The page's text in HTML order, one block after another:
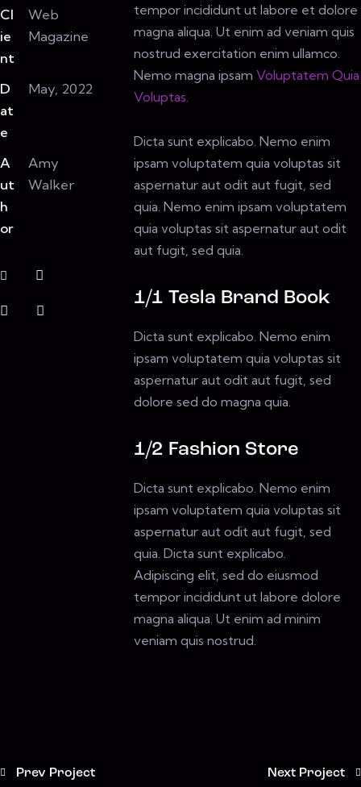
Cl
ie
nt
Web
Magazine
D
at
e
May, 2022
A
ut
h
or
Amy
Walker
tempor incididunt ut labore et dolore
magna aliqua. Ut enim ad veniam quis
nostrud exercitation enim ullamco.
Nemo magna ipsam Voluptatem Quia
Voluptas.
Dicta sunt explicabo. Nemo enim
ipsam voluptatem quia voluptas sit
aspernatur aut odit aut fugit, sed
quia. Nemo enim ipsam voluptatem
quia voluptas sit aspernatur aut odit
aut fugit, sed quia.
1/1 Tesla Brand Book
Dicta sunt explicabo. Nemo enim
ipsam voluptatem quia voluptas sit
aspernatur aut odit aut fugit, sed
dolore sed do magna quia.
1/2 Fashion Store
Dicta sunt explicabo. Nemo enim
ipsam voluptatem quia voluptas sit
aspernatur aut odit aut fugit, sed
quia. Dicta sunt explicabo.
Adipiscing elit, sed do eiusmod
tempor incididunt ut labore dolore
magna aliqua. Ut enim ad minim
veniam quis nostrud.
Prev Project Next Project